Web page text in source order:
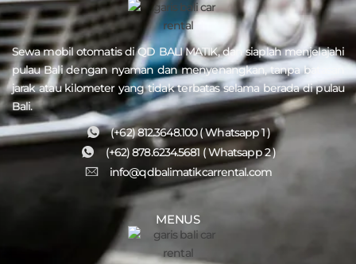
Sewa mobil otomatis di QD BALI MATIK, dan siaplah menjelajahi
pulauBalidengan nyaman dan menyenangkan, tanpa batasan
jarak atau kilometer yang tidak terbatas selama berada di pulau
Bali.
(+62) 812.3648.100 ( Whatsapp 1 )
(+62) 878.6234.5681 ( Whatsapp 2 )
info@qdbalimatikcarrental.com
MENUS